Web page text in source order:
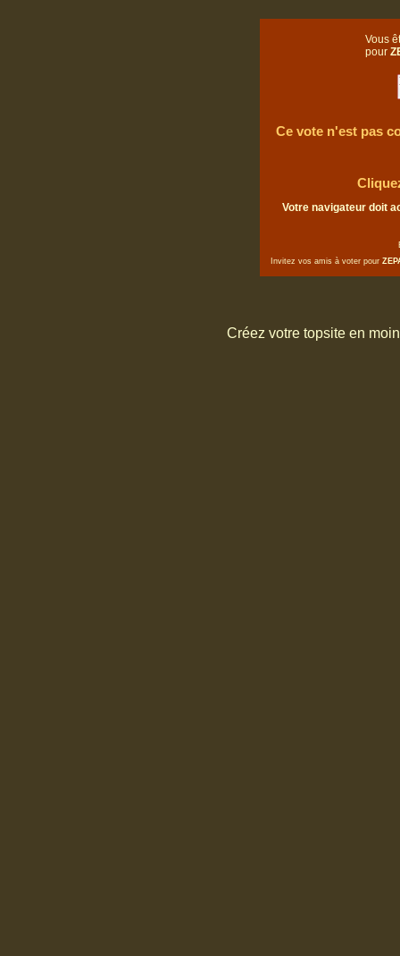
Vous
pour
Ce vote n'est pas
Votre navigateur doit
Invitez vos amis à voter pour
Créez votre topsite en